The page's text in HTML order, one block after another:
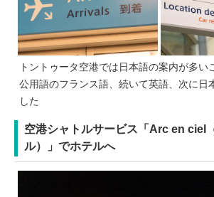
トントゥータ空港では日本語の案内が多
公用語のフランス語、続いて英語、次に日
した
空港シャトルサービス「Arc en ciel
ル）」でホテルへ